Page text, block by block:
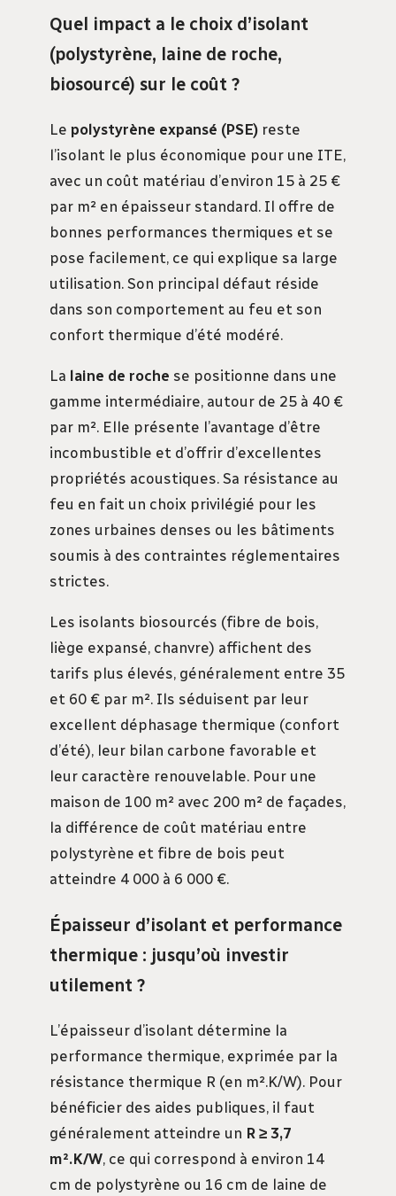
Quel impact a le choix d’isolant
(polystyrène, laine de roche,
biosourcé) sur le coût ?
Le polystyrène expansé (PSE) reste
l’isolant le plus économique pour une ITE,
avec un coût matériau d’environ 15 à 25 €
par m² en épaisseur standard. Il offre de
bonnes performances thermiques et se
pose facilement, ce qui explique sa large
utilisation. Son principal défaut réside
dans son comportement au feu et son
confort thermique d’été modéré.
La laine de roche se positionne dans une
gamme intermédiaire, autour de 25 à 40 €
par m². Elle présente l’avantage d’être
incombustible et d’offrir d’excellentes
propriétés acoustiques. Sa résistance au
feu en fait un choix privilégié pour les
zones urbaines denses ou les bâtiments
soumis à des contraintes réglementaires
strictes.
Les isolants biosourcés (fibre de bois,
liège expansé, chanvre) affichent des
tarifs plus élevés, généralement entre 35
et 60 € par m². Ils séduisent par leur
excellent déphasage thermique (confort
d’été), leur bilan carbone favorable et
leur caractère renouvelable. Pour une
maison de 100 m² avec 200 m² de façades,
la différence de coût matériau entre
polystyrène et fibre de bois peut
atteindre 4 000 à 6 000 €.
Épaisseur d’isolant et performance
thermique : jusqu’où investir
utilement ?
L’épaisseur d’isolant détermine la
performance thermique, exprimée par la
résistance thermique R (en m².K/W). Pour
bénéficier des aides publiques, il faut
généralement atteindre un R ≥ 3,7
m².K/W, ce qui correspond à environ 14
cm de polystyrène ou 16 cm de laine de